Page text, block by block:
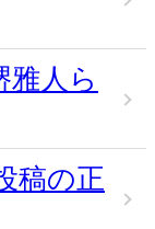
人ら
稿の正